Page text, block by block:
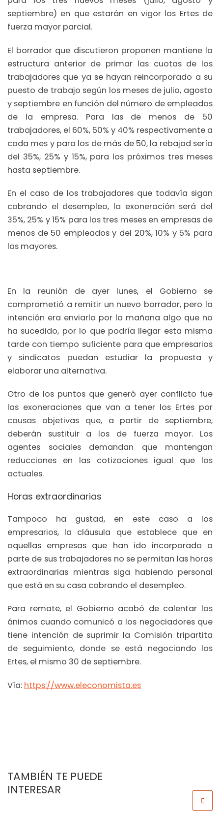
septiembre) en que estarán en vigor los Ertes de
fuerza mayor parcial.
El borrador que discutieron proponen mantiene la
estructura anterior de primar las cuotas de los
trabajadores que ya se hayan reincorporado a su
puesto de trabajo según los meses de julio, agosto
y septiembre en función del número de empleados
de la empresa. Para las de menos de 50
trabajadores, el 60%, 50% y 40% respectivamente a
cada mes y para los de más de 50, la rebajad sería
del 35%, 25% y 15%, para los próximos tres meses
hasta septiembre.
En el caso de los trabajadores que todavía sigan
cobrando el desempleo, la exoneración será del
35%, 25% y 15% para los tres meses en empresas de
menos de 50 empleados y del 20%, 10% y 5% para
las mayores.
En la reunión de ayer lunes, el Gobierno se
comprometió a remitir un nuevo borrador, pero la
intención era enviarlo por la mañana algo que no
ha sucedido, por lo que podría llegar esta misma
tarde con tiempo suficiente para que empresarios
y sindicatos puedan estudiar la propuesta y
elaborar una alternativa.
Otro de los puntos que generó ayer conflicto fue
las exoneraciones que van a tener los Ertes por
causas objetivas que, a partir de septiembre,
deberán sustituir a los de fuerza mayor. Los
agentes sociales demandan que mantengan
reducciones en las cotizaciones igual que los
actuales.
Horas extraordinarias
Tampoco ha gustad, en este caso a los
empresarios, la cláusula que establece que en
aquellas empresas que han ido incorporado a
parte de sus trabajadores no se permitan las horas
extraordinarias mientras siga habiendo personal
que está en su casa cobrando el desempleo.
Para remate, el Gobierno acabó de calentar los
ánimos cuando comunicó a los negociadores que
tiene intención de suprimir la Comisión tripartita
de seguimiento, donde se está negociando los
Ertes, el mismo 30 de septiembre.
Vía: https://www.eleconomista.es
TAMBIÉN TE PUEDE
INTERESAR